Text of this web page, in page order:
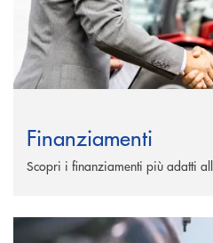
Finanziamenti
Scopri i finanziamenti più adatti
Scopri di più Agevolazioni e contributi